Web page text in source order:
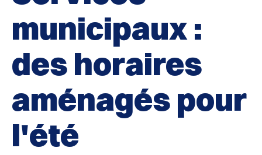
municipaux :
des horaires
aménagés pour
l'été